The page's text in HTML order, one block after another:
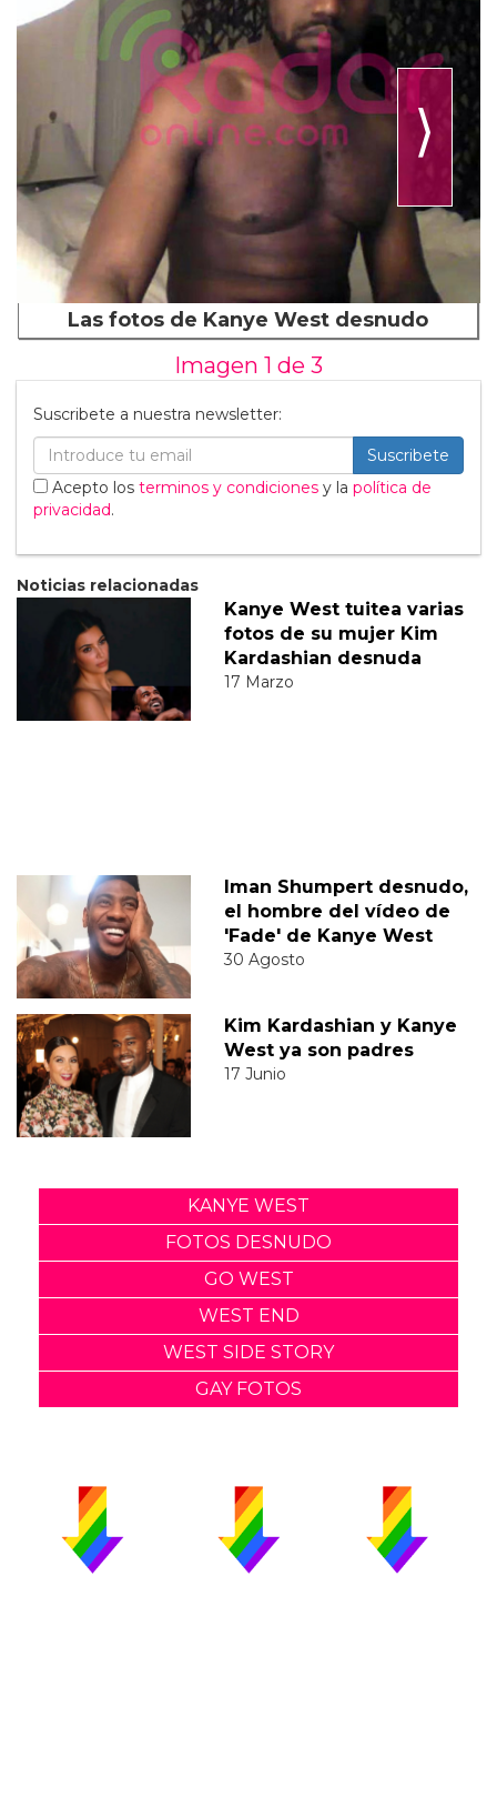
⟩
Las fotos de Kanye West desnudo
Imagen 1 de 3
Suscribete a nuestra newsletter:
Suscribete
Acepto los terminos y condiciones y la política de
privacidad.
Noticias relacionadas
Kanye West tuitea varias
fotos de su mujer Kim
Kardashian desnuda
17 Marzo
Iman Shumpert desnudo,
el hombre del vídeo de
'Fade' de Kanye West
30 Agosto
Kim Kardashian y Kanye
West ya son padres
17 Junio
KANYE WEST
FOTOS DESNUDO
GO WEST
WEST END
WEST SIDE STORY
GAY FOTOS